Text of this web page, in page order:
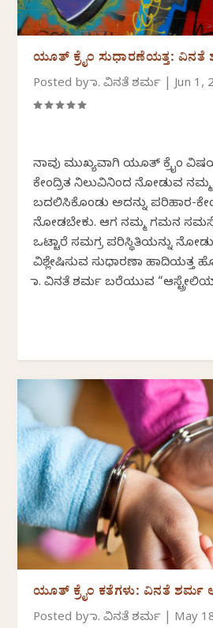
ಯೂತ್ ಕ್ರೈಂ ಸುಧಾರಣೆಯತ್ತ:
Posted byಡಾ. ವಿನತೆ ಶರ್ಮ |Jun 1,
ನಾವು ಮುಖ್ಯವಾಗಿ ಯೂತ್ ಕ್ರೈಂ
ಕೇಂದ್ರಿತ ನಿಲುವಿನಿಂದ ನೋಡುವ ನಮ್ಮ
ಬದಲಿಸಿಕೊಂಡು ಅದನ್ನು ಪರಿಹಾರ-
ನೋಡಬೇಕು. ಆಗ ನಮ್ಮ ಗಮನ
ಒಟ್ಟಾರೆ ಸಮಗ್ರ ಪರಿಸ್ಥಿತಿಯನ್ನು
ವಿಶ್ಲೇಷಿಸುವ ಸುಧಾರಣಾ ಹಾದಿಯತ್ತ
ಡಾ. ವಿನತೆ ಶರ್ಮ ಬರೆಯುವ
ಯೂತ್ ಕ್ರೈಂ ಕತೆಗಳು: ವಿನತೆ ಶರ್ಮ
Posted byಡಾ. ವಿನತೆ ಶರ್ಮ May